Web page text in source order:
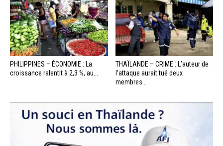
PHILIPPINES – ÉCONOMIE : La
croissance ralentit à 2,3 %, au...
THAÏLANDE – CRIME : L’auteur de
l’attaque aurait tué deux
membres...